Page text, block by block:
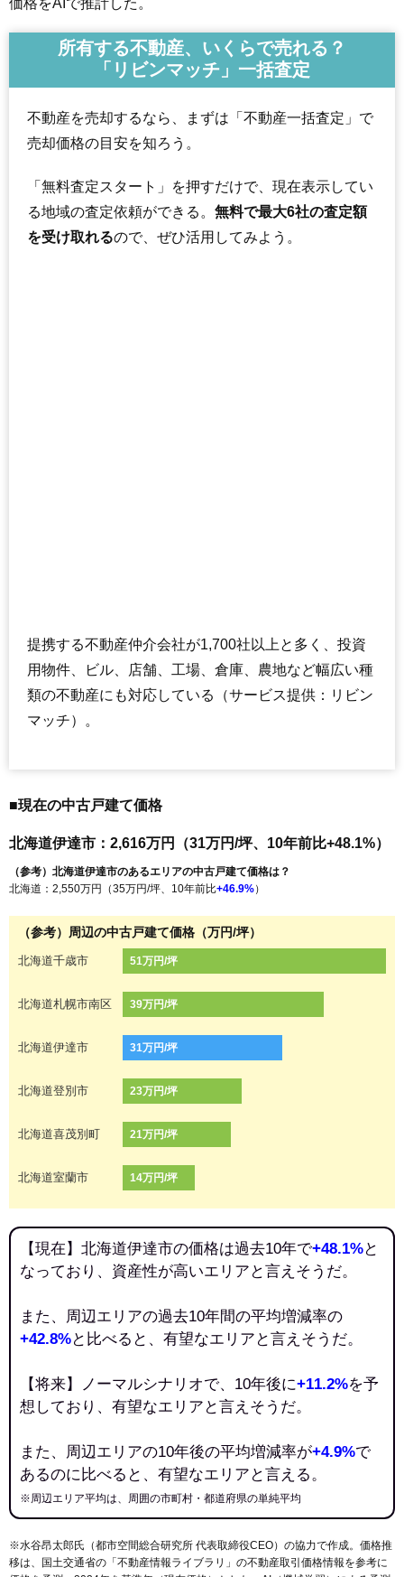
価格をAIで推計した。
所有する不動産、いくらで売れる？
「リビンマッチ」一括査定
不動産を売却するなら、まずは「不動産一括査定」で
売却価格の目安を知ろう。
「無料査定スタート」を押すだけで、現在表示してい
る地域の査定依頼ができる。 無料で最大6社の査定額
を受け取れるので、ぜひ活用してみよう。
提携する不動産仲介会社が1,700社以上と多く、投資
用物件、ビル、店舗、工場、倉庫、農地など幅広い種
類の不動産にも対応している（サービス提供：リビン
マッチ）。
■現在の中古戸建て価格
北海道伊達市：2,616万円（31万円/坪、10年前比+48.1%）
（参考）北海道伊達市のあるエリアの中古戸建て価格は？
北海道：2,550万円（35万円/坪、10年前比+46.9%）
（参考）周辺の中古戸建て価格（万円/坪）
北海道千歳市 51万円/坪
北海道札幌市南区 39万円/坪
北海道伊達市 31万円/坪
北海道登別市 23万円/坪
北海道喜茂別町 21万円/坪
北海道室蘭市 14万円/坪
【現在】北海道伊達市の価格は過去10年で+48.1%と
なっており、資産性が高いエリアと言えそうだ。
また、周辺エリアの過去10年間の平均増減率の
+42.8%と比べると、有望なエリアと言えそうだ。
【将来】ノーマルシナリオで、10年後に+11.2%を予
想しており、有望なエリアと言えそうだ。
また、周辺エリアの10年後の平均増減率が+4.9%で
あるのに比べると、有望なエリアと言える。
※周辺エリア平均は、周囲の市町村・都道府県の単純平均
※水谷昂太郎氏（都市空間総合研究所 代表取締役CEO）の協力で作成。価格推
移は、国土交通省の「 不動産情報ライブラリ 」の不動産取引価格情報を参考に